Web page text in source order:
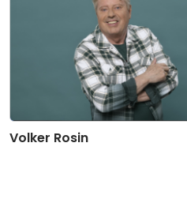
Volker Rosin